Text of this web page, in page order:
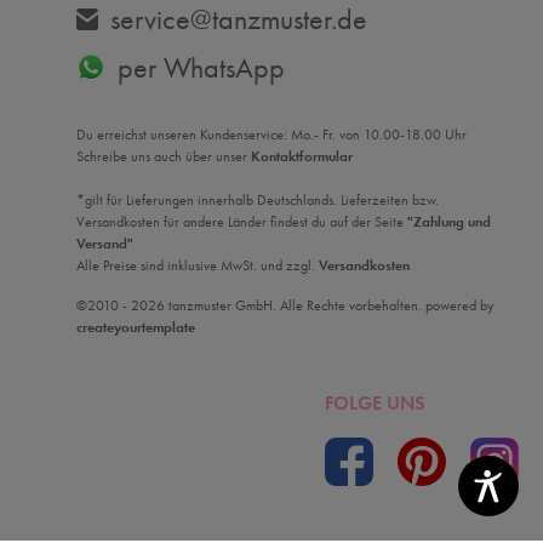
service@tanzmuster.de
per WhatsApp
Du erreichst unseren Kundenservice: Mo.- Fr. von 10.00-18.00 Uhr
Schreibe uns auch über unser Kontaktformular
*gilt für Lieferungen innerhalb Deutschlands. Lieferzeiten bzw.
Versandkosten für andere Länder findest du auf der Seite "Zahlung und
Versand"
Alle Preise sind inklusive MwSt. und zzgl. Versandkosten
©2010 - 2026 tanzmuster GmbH. Alle Rechte vorbehalten. powered by
createyourtemplate
FOLGE UNS